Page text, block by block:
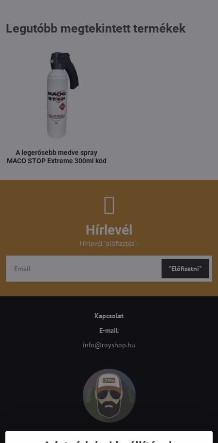
Legutóbb megtekintett termékek
A legerősebb medve spray
MACO STOP Extreme 300ml köd
Hírlevél
Hírlevél "előfizetés":
"Előfizetni"
Kapcsolat
E-mail:
info@royshop.hu